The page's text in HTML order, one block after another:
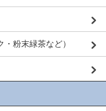
粉末緑茶など）